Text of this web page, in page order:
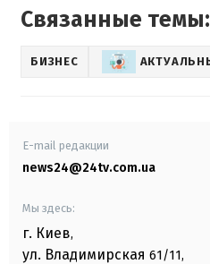
Связанные темы:
БИЗНЕС
E-mail редакции
news24@24tv.com.ua
Мы здесь:
г. Киев,
ул. Владимирская 61/11,